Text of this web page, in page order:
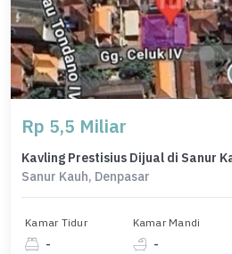
Rp 5,5 Miliar
Sanur Kauh, Denpasar
Kamar Tidur
-
Kamar Mandi
-